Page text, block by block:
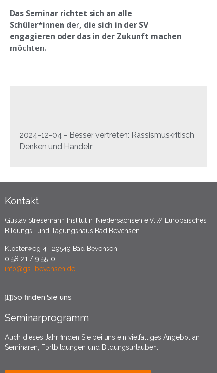
Das Seminar richtet sich an alle
Schüler*innen der, die sich in der SV
engagieren oder das in der Zukunft machen
möchten.
2024-12-04 - Besser vertreten: Rassismuskritisch
Denken und Handeln
Kontakt
Gustav Stresemann Institut in Niedersachsen e.V. // Europäisches
Bildungs- und Tagungshaus Bad Bevensen
Klosterweg 4 . 29549 Bad Bevensen
0 58 21 / 9 55-0
info@gsi-bevensen.de
So finden Sie uns
Seminarprogramm
Auch dieses Jahr finden Sie bei uns ein vielfältiges Angebot an
Seminaren, Fortbildungen und Bildungsurlauben.